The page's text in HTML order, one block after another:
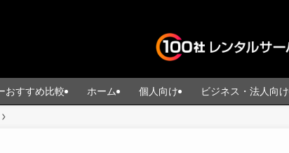
おすすめ比較 ホーム 個人向け ビジネス・法人向け